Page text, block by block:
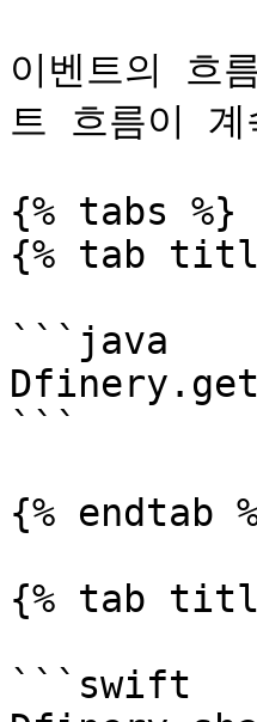
이벤트의 흐
트 흐름이 계
{% tabs %}
{% tab
```java
```
{% endtab
{% tab
```swift